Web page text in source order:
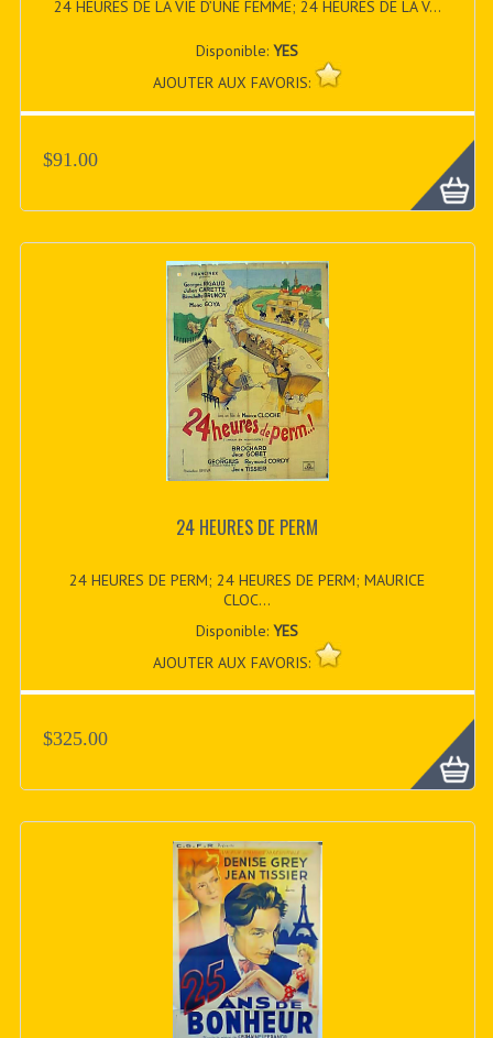
24 HEURES DE LA VIE D’UNE FEMME; 24 HEURES DE LA V...
Disponible:YES
AJOUTER AUX FAVORIS:
$91.00
24 HEURES DE PERM
24 HEURES DE PERM; 24 HEURES DE PERM; MAURICE
CLOC...
Disponible:YES
AJOUTER AUX FAVORIS:
$325.00